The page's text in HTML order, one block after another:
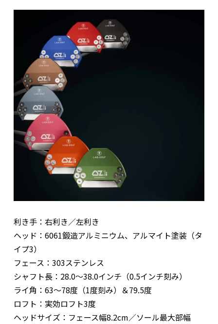
利き手：右利き／左利き
ヘッド：6061鍛造アルミニウム、アルマイト塗装（タ
イプ3）
フェース：303ステンレス
シャフト長：28.0～38.0インチ（0.5インチ刻み）
ライ角：63～78度（1度刻み）＆79.5度
ロフト：実効ロフト3度
ヘッドサイズ：フェース幅8.2cm／ソール最大部幅